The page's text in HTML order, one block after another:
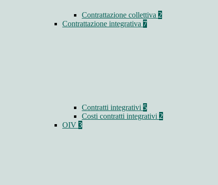
Contrattazione collettiva 2
Contrattazione integrativa 7
Contratti integrativi 5
Costi contratti integrativi 2
OIV 3